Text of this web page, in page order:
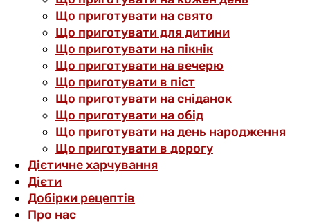
Що приготувати на свято
Що приготувати для дитини
Що приготувати на пікнік
Що приготувати на вечерю
Що приготувати в піст
Що приготувати на сніданок
Що приготувати на обід
Що приготувати на день народження
Що приготувати в дорогу
Дієтичне харчування
Дієти
Добірки рецептів
Про нас